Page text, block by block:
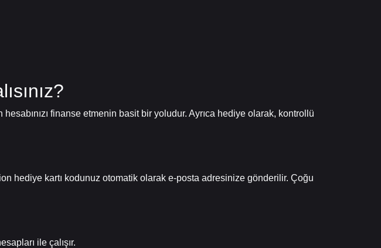
finanse etmenin basit bir yoludur. Ayrıca hediye olarak, kontrollü
hediye kartı kodunuz otomatik olarak e-posta adresinize gönderilir. Çoğu
ile çalışır.